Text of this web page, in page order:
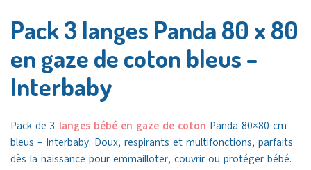
Pack 3 langes Panda 80 x 80
en gaze de coton bleus –
Interbaby
Pack de 3 langes bébé en gaze de coton Panda 80×80 cm
bleus – Interbaby. Doux, respirants et multifonctions, parfaits
dès la naissance pour emmailloter, couvrir ou protéger bébé.